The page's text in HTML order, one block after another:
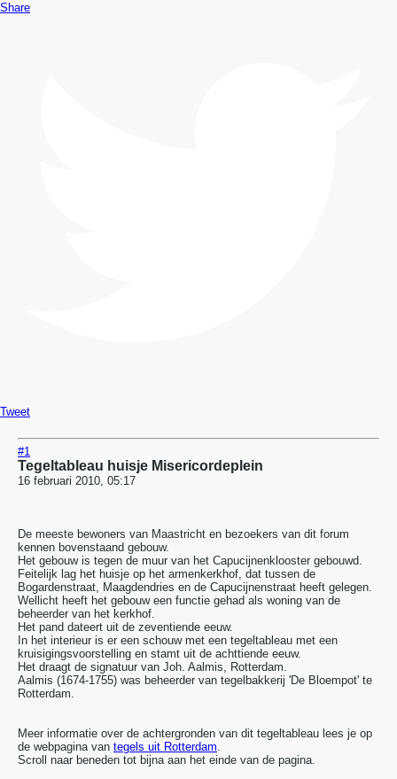
Share
Tweet
#1
Tegeltableau huisje Misericordeplein
16 februari 2010, 05:17
De meeste bewoners van Maastricht en bezoekers van dit forum
kennen bovenstaand gebouw.
Het gebouw is tegen de muur van het Capucijnenklooster gebouwd.
Feitelijk lag het huisje op het armenkerkhof, dat tussen de
Bogardenstraat, Maagdendries en de Capucijnenstraat heeft gelegen.
Wellicht heeft het gebouw een functie gehad als woning van de
beheerder van het kerkhof.
Het pand dateert uit de zeventiende eeuw.
In het interieur is er een schouw met een tegeltableau met een
kruisigingsvoorstelling en stamt uit de achttiende eeuw.
Het draagt de signatuur van Joh. Aalmis, Rotterdam.
Aalmis (1674-1755) was beheerder van tegelbakkerij 'De Bloempot' te
Rotterdam.
Meer informatie over de achtergronden van dit tegeltableau lees je op
de webpagina van tegels uit Rotterdam.
Scroll naar beneden tot bijna aan het einde van de pagina.